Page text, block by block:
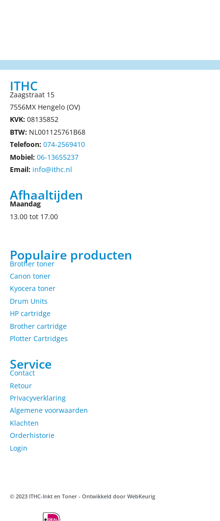
ITHC
Zaagstraat 15
7556MX Hengelo (OV)
KVK: 08135852
BTW: NL001125761B68
Telefoon: 074-2569410
Mobiel: 06-13655237
Email: info@ithc.nl
Afhaaltijden
Maandag
13.00 tot 17.00
Populaire producten
Brother toner
Canon toner
Kyocera toner
Drum Units
HP cartridge
Brother cartridge
Plotter Cartridges
Service
Contact
Retour
Privacyverklaring
Algemene voorwaarden
Klachten
Orderhistorie
Login
© 2023 ITHC-Inkt en Toner - Ontwikkeld door WebKeurig